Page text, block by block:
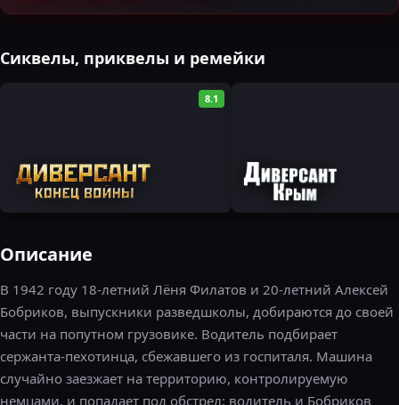
Сиквелы, приквелы и ремейки
8.1
Описание
В 1942 году 18-летний Лёня Филатов и 20-летний Алексей
Бобриков, выпускники разведшколы, добираются до своей
части на попутном грузовике. Водитель подбирает
сержанта-пехотинца, сбежавшего из госпиталя. Машина
случайно заезжает на территорию, контролируемую
немцами, и попадает под обстрел: водитель и Бобриков